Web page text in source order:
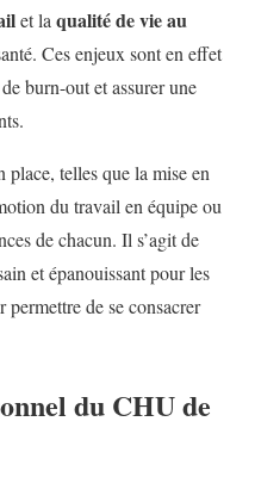
et la qualité de vie au
Ces enjeux sont en effet
burn-out et assurer une
place, telles que la mise en
du travail en équipe ou
de chacun. Il s’agit de
et épanouissant pour les
de se consacrer
du CHU de